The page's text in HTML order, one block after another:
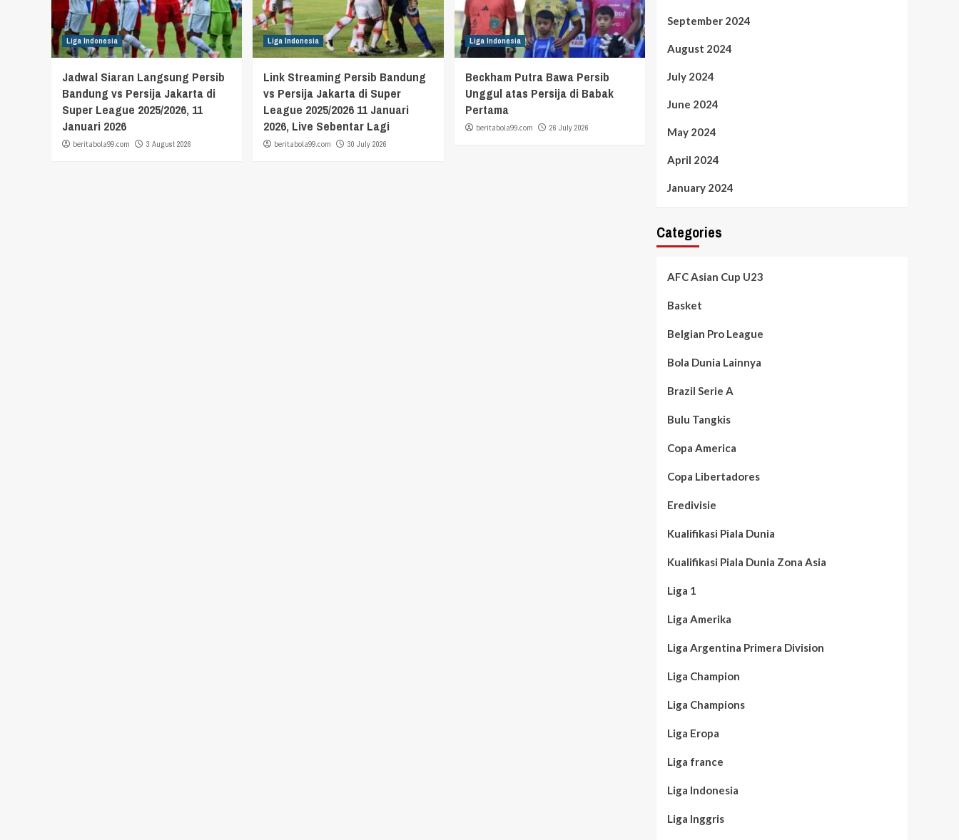
Liga Indonesia
Jadwal Siaran Langsung Persib
Bandung vs Persija Jakarta di
Super League 2025/2026, 11
Januari 2026
beritabola99.com 3 August 2026
Liga Indonesia
Link Streaming Persib Bandung
vs Persija Jakarta di Super
League 2025/2026 11 Januari
2026, Live Sebentar Lagi
beritabola99.com 30 July 2026
Liga Indonesia
Beckham Putra Bawa Persib
Unggul atas Persija di Babak
Pertama
beritabola99.com 26 July 2026
September 2024
August 2024
July 2024
June 2024
May 2024
April 2024
January 2024
Categories
AFC Asian Cup U23
Basket
Belgian Pro League
Bola Dunia Lainnya
Brazil Serie A
Bulu Tangkis
Copa America
Copa Libertadores
Eredivisie
Kualifikasi Piala Dunia
Kualifikasi Piala Dunia Zona Asia
Liga 1
Liga Amerika
Liga Argentina Primera Division
Liga Champion
Liga Champions
Liga Eropa
Liga france
Liga Indonesia
Liga Inggris